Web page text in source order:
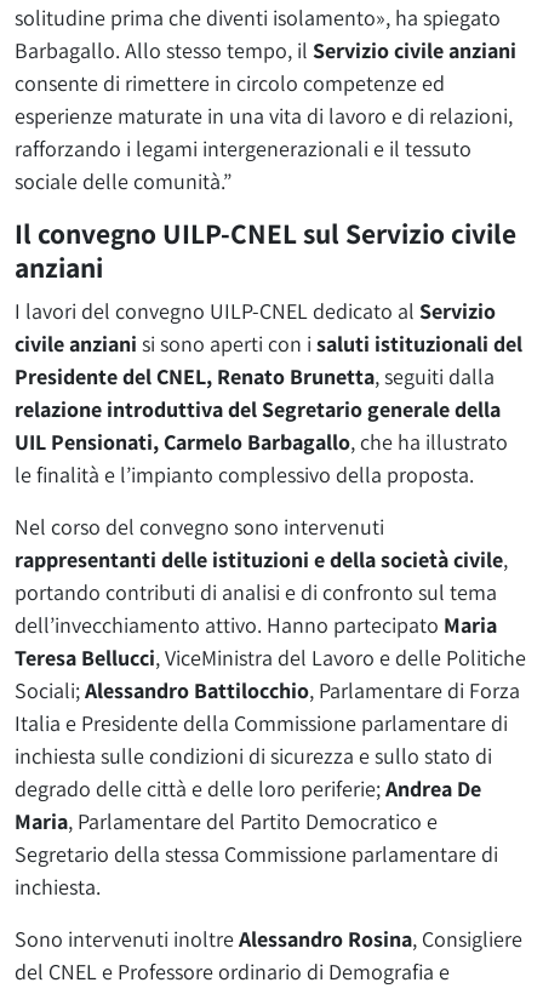
solitudine prima che diventi isolamento», ha spiegato
Barbagallo. Allo stesso tempo, il Servizio civile anziani
consente di rimettere in circolo competenze ed
esperienze maturate in una vita di lavoro e di relazioni,
rafforzando i legami intergenerazionali e il tessuto
sociale delle comunità.”
Il convegno UILP-CNEL sul Servizio civile
anziani
I lavori del convegno UILP-CNEL dedicato al Servizio
civile anziani si sono aperti con i saluti istituzionali del
Presidente del CNEL, Renato Brunetta, seguiti dalla
relazione introduttiva del Segretario generale della
UIL Pensionati, Carmelo Barbagallo, che ha illustrato
le finalità e l’impianto complessivo della proposta.
Nel corso del convegno sono intervenuti
rappresentanti delle istituzioni e della società civile,
portando contributi di analisi e di confronto sul tema
dell’invecchiamento attivo. Hanno partecipato Maria
Teresa Bellucci, ViceMinistra del Lavoro e delle Politiche
Sociali;Alessandro Battilocchio, Parlamentare di Forza
Italia e Presidente della Commissione parlamentare di
inchiesta sulle condizioni di sicurezza e sullo stato di
degrado delle città e delle loro periferie;Andrea De
Maria, Parlamentare del Partito Democratico e
Segretario della stessa Commissione parlamentare di
inchiesta.
Sono intervenuti inoltreAlessandro Rosina, Consigliere
del CNEL e Professore ordinario di Demografia e